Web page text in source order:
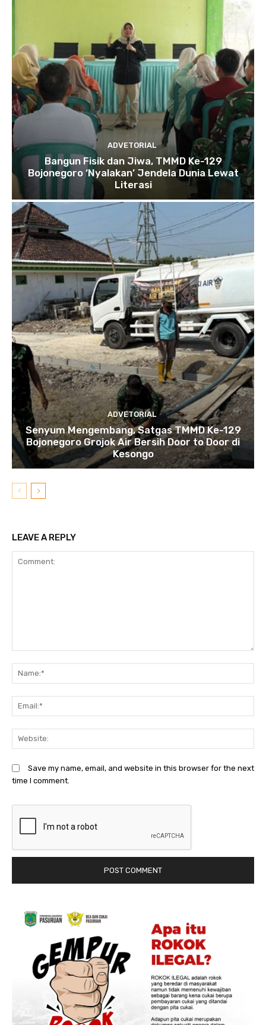
ADVETORIAL
Bangun Fisik dan Jiwa, TMMD Ke-129
Bojonegoro ‘Nyalakan’ Jendela Dunia Lewat
Literasi
ADVETORIAL
Senyum Mengembang, Satgas TMMD Ke-129
Bojonegoro Grojok Air Bersih Door to Door di
Kesongo
LEAVE A REPLY
Save my name, email, and website in this browser for the next
time I comment.